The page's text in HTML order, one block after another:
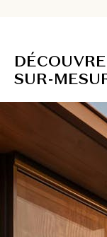
DÉCOUVRE
SUR-MESU